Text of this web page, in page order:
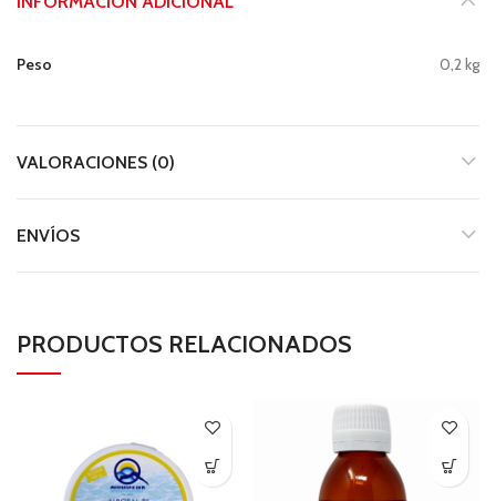
Peso 0,2 kg
VALORACIONES (0)
ENVÍOS
PRODUCTOS RELACIONADOS